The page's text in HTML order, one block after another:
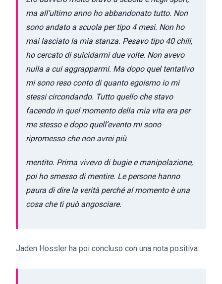
ma all’ultimo anno ho abbandonato tutto. Non
sono andato a scuola per tipo 4 mesi. Non ho
mai lasciato la mia stanza. Pesavo tipo 40 chili,
ho cercato di suicidarmi due volte. Non avevo
nulla a cui aggrapparmi. Ma dopo quel tentativo
mi sono reso conto di quanto egoismo io mi
stessi circondando. Tutto quello che stavo
facendo in quel momento della mia vita era per
me stesso e dopo quell’evento mi sono
ripromesso che non avrei più
mentito. Prima vivevo di bugie e manipolazione,
poi ho smesso di mentire. Le persone hanno
paura di dire la verità perché al momento è una
cosa che ti può angosciare.
Jaden Hossler ha poi concluso con una nota positiva: